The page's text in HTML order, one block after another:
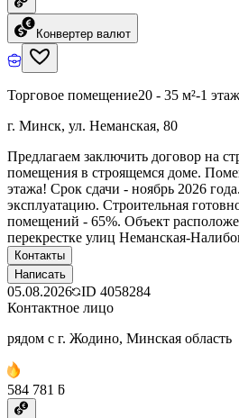
Конвертер валют
Торговое помещение20 - 35 м²-1 этаж
г. Минск, ул. Неманская, 80
Предлагаем заключить договор на
помещения в строящемся доме.
этажа! Срок сдачи - ноябрь 2026
эксплуатацию. Строительная
помещений - 65%. Объект
перекрестке улиц Неманская-
Контакты
Написать
05.08.2026 ID 4058284
Контактное лицо
рядом с г. Жодино, Минская область
584 781 ƃ